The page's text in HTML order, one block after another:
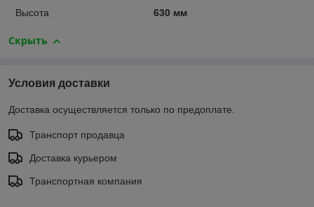
Высота
630 мм
Скрыть
Условия доставки
Доставка осуществляется только по предоплате.
Транспорт продавца
Доставка курьером
Транспортная компания